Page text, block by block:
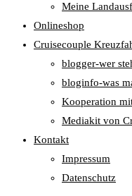
Meine
Onlineshop
Cruisecouple
blogger-wer
bloginfo-was
Kooperation
Mediakit von
Kontakt
Impressum
Datenschutz